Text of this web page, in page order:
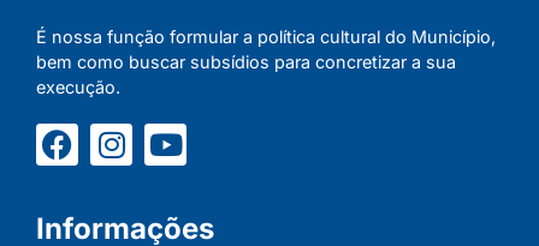
É nossa função formular a política cultural do Município,
bem como buscar subsídios para concretizar a sua
execução.
Informações